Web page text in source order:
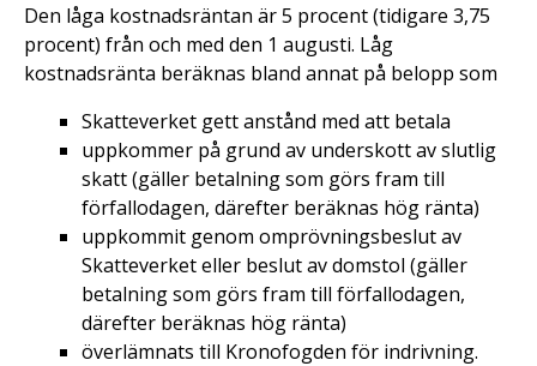
Den låga kostnadsräntan är 5 procent (tidigare 3,75
procent) från och med den 1 augusti. Låg
kostnadsränta beräknas bland annat på belopp som
Skatteverket gett anstånd med att betala
uppkommer på grund av underskott av slutlig
skatt (gäller betalning som görs fram till
förfallodagen, därefter beräknas hög ränta)
uppkommit genom omprövningsbeslut av
Skatteverket eller beslut av domstol (gäller
betalning som görs fram till förfallodagen,
därefter beräknas hög ränta)
överlämnats till Kronofogden för indrivning.